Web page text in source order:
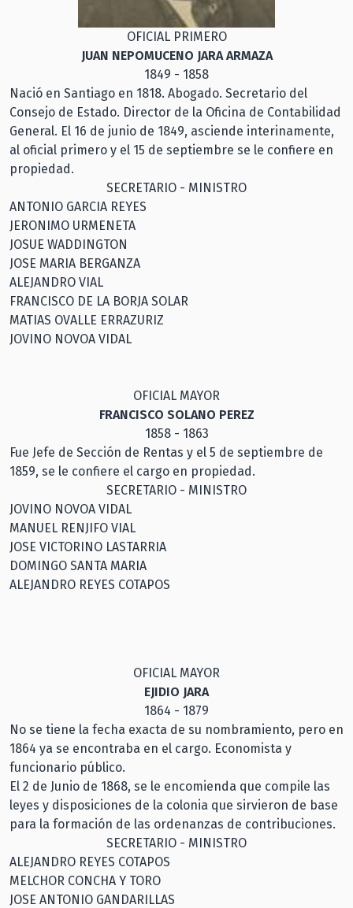
OFICIAL PRIMERO
JUAN NEPOMUCENO JARA ARMAZA
1849 - 1858
Nació en Santiago en 1818. Abogado. Secretario del
Consejo de Estado. Director de la Oficina de Contabilidad
General. El 16 de junio de 1849, asciende interinamente,
al oficial primero y el 15 de septiembre se le confiere en
propiedad.
SECRETARIO - MINISTRO
ANTONIO GARCIA REYES
JERONIMO URMENETA
JOSUE WADDINGTON
JOSE MARIA BERGANZA
ALEJANDRO VIAL
FRANCISCO DE LA BORJA SOLAR
MATIAS OVALLE ERRAZURIZ
JOVINO NOVOA VIDAL
OFICIAL MAYOR
FRANCISCO SOLANO PEREZ
1858 - 1863
Fue Jefe de Sección de Rentas y el 5 de septiembre de
1859, se le confiere el cargo en propiedad.
SECRETARIO - MINISTRO
JOVINO NOVOA VIDAL
MANUEL RENJIFO VIAL
JOSE VICTORINO LASTARRIA
DOMINGO SANTA MARIA
ALEJANDRO REYES COTAPOS
OFICIAL MAYOR
EJIDIO JARA
1864 - 1879
No se tiene la fecha exacta de su nombramiento, pero en
1864 ya se encontraba en el cargo. Economista y
funcionario público.
El 2 de Junio de 1868, se le encomienda que compile las
leyes y disposiciones de la colonia que sirvieron de base
para la formación de las ordenanzas de contribuciones.
SECRETARIO - MINISTRO
ALEJANDRO REYES COTAPOS
MELCHOR CONCHA Y TORO
JOSE ANTONIO GANDARILLAS